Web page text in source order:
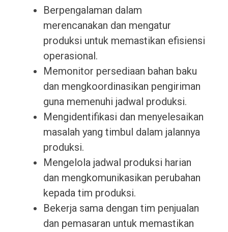
Berpengalaman dalam
merencanakan dan mengatur
produksi untuk memastikan efisiensi
operasional.
Memonitor persediaan bahan baku
dan mengkoordinasikan pengiriman
guna memenuhi jadwal produksi.
Mengidentifikasi dan menyelesaikan
masalah yang timbul dalam jalannya
produksi.
Mengelola jadwal produksi harian
dan mengkomunikasikan perubahan
kepada tim produksi.
Bekerja sama dengan tim penjualan
dan pemasaran untuk memastikan